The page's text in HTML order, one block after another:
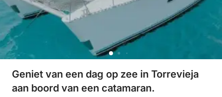
Geniet van een dag op zee in Torrevieja
aan boord van een catamaran.